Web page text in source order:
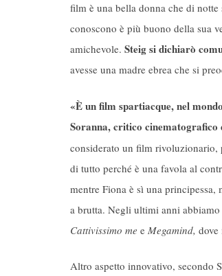
film è una bella donna che di
conoscono è più buono della sua
amichevole. Steig si dichiarò
avesse una madre ebrea che si
«È un film spartiacque, nel
Soranna, critico cinematografico
considerato un film rivoluzionario,
di tutto perché è una favola al
mentre Fiona è sì una principessa,
a brutta. Negli ultimi anni
Cattivissimo me e Megamind,
Altro aspetto innovativo, secondo